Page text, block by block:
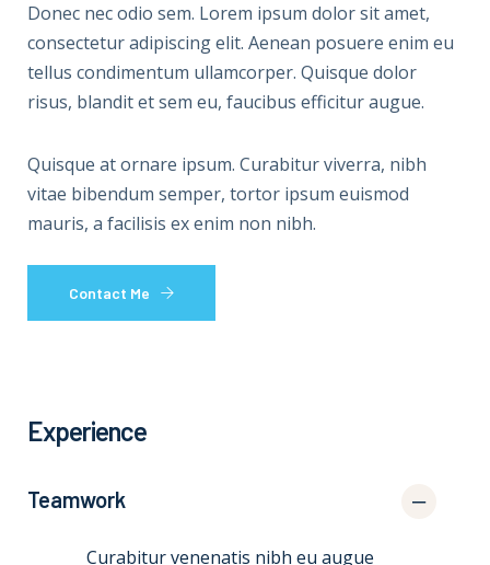
Donec nec odio sem. Lorem ipsum dolor sit amet,
consectetur adipiscing elit. Aenean posuere enim eu
tellus condimentum ullamcorper. Quisque dolor
risus, blandit et sem eu, faucibus efficitur augue.
Quisque at ornare ipsum. Curabitur viverra, nibh
vitae bibendum semper, tortor ipsum euismod
mauris, a facilisis ex enim non nibh.
Contact Me
Experience
Teamwork
Curabitur venenatis nibh eu augue